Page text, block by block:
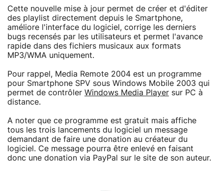
Cette nouvelle mise à jour permet de créer et d'éditer
des playlist directement depuis le Smartphone,
améliore l'interface du logiciel, corrige les derniers
bugs recensés par les utilisateurs et permet l'avance
rapide dans des fichiers musicaux aux formats
MP3/WMA uniquement.
Pour rappel, Media Remote 2004 est un programme
pour Smartphone SPV sous Windows Mobile 2003 qui
permet de contrôler Windows Media Player sur PC à
distance.
A noter que ce programme est gratuit mais affiche
tous les trois lancements du logiciel un message
demandant de faire une donation au créateur du
logiciel. Ce message pourra être enlevé en faisant
donc une donation via PayPal sur le site de son auteur.